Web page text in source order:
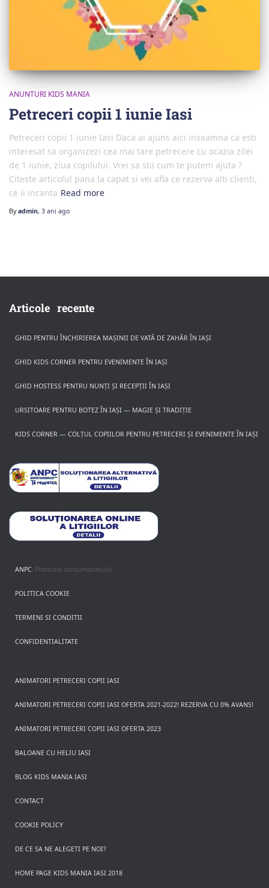
ANUNTURI KIDS MANIA
Petreceri copii 1 iunie Iasi
Petreceri copii 1 iunie Iasi Daca ai ajuns aici inseamna ca esti
interesat sa organizezi cea mai tare petrecere cu ocazia zilei
de 1 iunie, ziua copilului. Vrei sa stii cum te putem ajuta ?
Citeste articolul pana la capat si vei afla ce rezerva alti clienti,
ce ii incanta Read more
Byadmin, 3 ani ago
Articole recente
GHID PENTRU ÎNCHIRIEREA MAȘINII DE VATĂ DE ZAHĂR ÎN IAȘI
GHID KIDS CORNER PENTRU EVENIMENTE ÎN IAȘI
GHID HOSTESS PENTRU NUNȚI ȘI RECEPȚII ÎN IAȘI
URSITOARE PENTRU BOTEZ ÎN IAȘI — MAGIE ȘI TRADIȚIE
KIDS CORNER — COLȚUL COPIILOR PENTRU PETRECERI ȘI EVENIMENTE ÎN IAȘI
ANPC- Protectia consumatorului
POLITICA COOKIE
TERMENI SI CONDITII
CONFIDENTIALITATE
ANIMATORI PETRECERI COPII IASI
ANIMATORI PETRECERI COPII IASI OFERTA 2021-2022! REZERVA CU 0% AVANS!
ANIMATORI PETRECERI COPII IASI OFERTA 2023
BALOANE CU HELIU IASI
BLOG KIDS MANIA IASI
CONTACT
COOKIE POLICY
DE CE SA NE ALEGETI PE NOI?
HOME PAGE KIDS MANIA IASI 2018